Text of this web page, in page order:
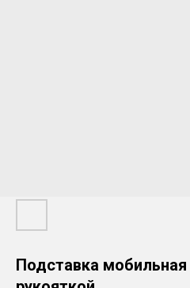
Подставка мобильная